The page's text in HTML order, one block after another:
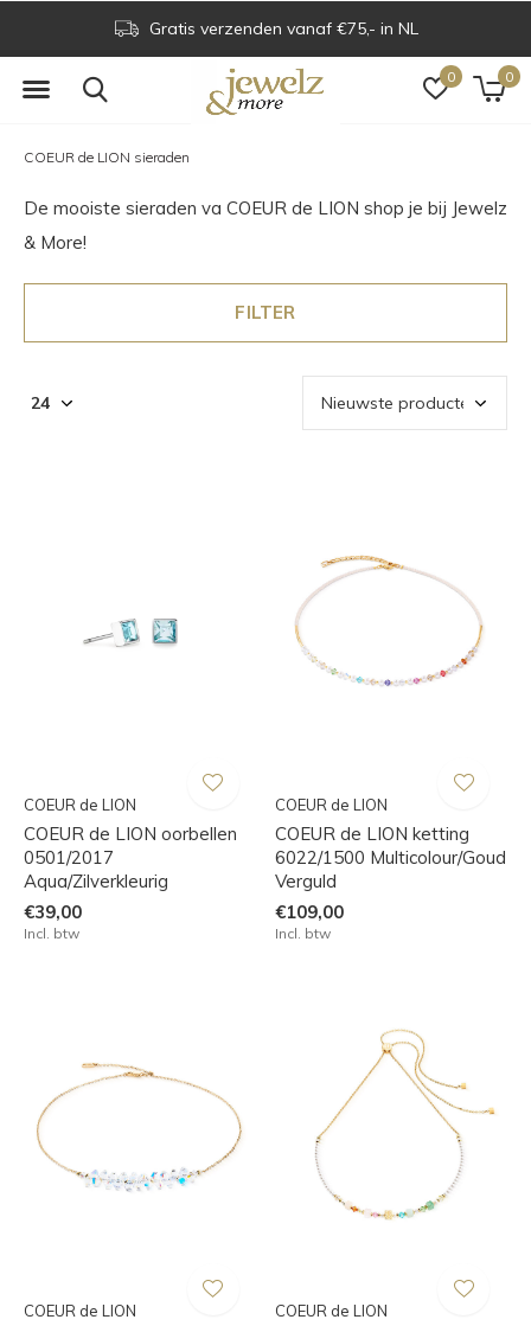
0 0
Voor 16.00 uur besteld is dezelfde dag verzonden
COEUR de LION sieraden
De mooiste sieraden va COEUR de LION shop je bij Jewelz
& More!
FILTER
COEUR de LION
COEUR de LION oorbellen
0501/2017
Aqua/Zilverkleurig
€39,00
Incl. btw
COEUR de LION
COEUR de LION ketting
6022/1500 Multicolour/Goud
Verguld
€109,00
Incl. btw
COEUR de LION COEUR de LION